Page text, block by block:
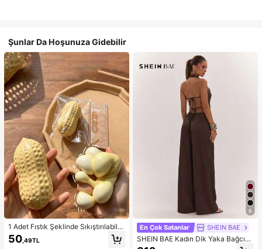
Şunlar Da Hoşunuza Gidebilir
1 Adet Fıstık Şeklinde Sıkıştırılabilir
Stres Oyuncağı, Ofis Rahatlaması v
e Parti Etkileşimi İçin Uygun, Doğu
50 ,49TL
6
En Çok Satanlar SHEIN BAE
SHEIN BAE Kadın Dik Yaka Bağcıklı
Günlük Düz Renk Moda Takımı, Ra